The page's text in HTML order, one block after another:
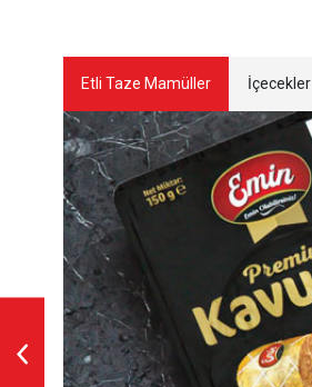
Etli Taze Mamüller İçecekler